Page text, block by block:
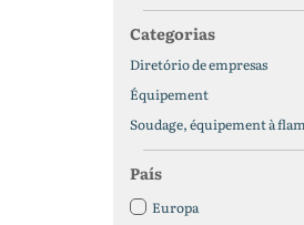
Categorias
Diretório de empresas
Équipement
Soudage, équipement à
País
Europa